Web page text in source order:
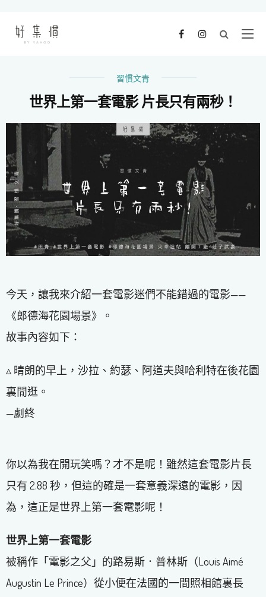
習慣文青
世界上第一套電影 片長只有兩秒！
今天，讓我來介紹一套電影迷們不能錯過的電影——
《郎德海花園場景》。
故事內容如下：
▵ 晴朗的早上，沙拉、約瑟、阿道夫與哈利特在後花園
裏閒逛。
—劇終
你以為我在開玩笑嗎？才不是呢！雖然這套電影片長
只有 2.88 秒，但這的確是一套意義深遠的電影，因
為，這正是世界上第一套電影呢！
世界上第一套電影
被稱作「電影之父」的路易斯．普林斯（Louis Aimé
Augustin Le Prince）從小便在法國的一間照相館裏長